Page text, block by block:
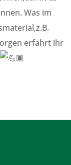
Was im
erfahrt ihr